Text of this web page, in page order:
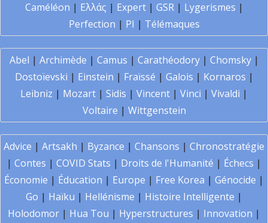
Caméléon | Ελλάς | Expert| GSR| Lygerismes |
Perfection | PI | Télémaques
Abel | Archimède | Camus | Carathéodory| Chomsky|
Dostoïevski | Einstein | Fraïssé | Galois | Kornaros |
Leibniz | Mozart | Sidis | Vincent | Vinci | Vivaldi |
Voltaire | Wittgenstein
Advice | Artsakh | Byzance | Chansons | Chronostratégie
| Contes | COVID Stats | Droits de l'Humanité | Échecs |
Économie | Éducation | Europe | Free Korea | Génocide |
Go | Haïku | Hellénisme | Histoire Intelligente |
Holodomor | Hua Tou | Hyperstructures | Innovation |